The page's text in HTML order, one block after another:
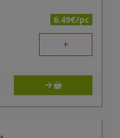
6.49€/pc
+